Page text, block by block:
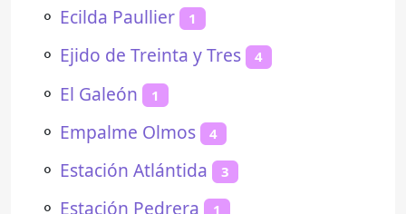
⚬ Ecilda Paullier 1
⚬ Ejido de Treinta y Tres 4
⚬ El Galeón 1
⚬ Empalme Olmos 4
⚬ Estación Atlántida 3
⚬ Estación Pedrera 1